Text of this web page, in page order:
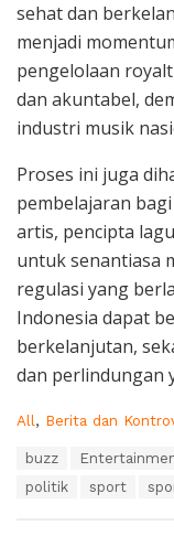
sehat dan
menjadi
pengelolaan
dan akuntabel,
industri musik
Proses ini juga
pembelajaran
artis, pencipta
untuk senantiasa
regulasi yang
Indonesia dapat
berkelanjutan,
dan perlindungan
C
All, Berita dan
buzz
politik
sport